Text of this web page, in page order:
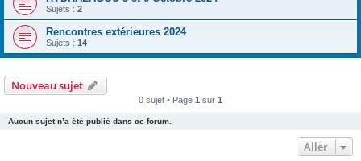
Sujets : 2
Rencontres extérieures 2024
Sujets : 14
Nouveau sujet
0 sujet • Page 1 sur 1
Aucun sujet n’a été publié dans ce forum.
Aller